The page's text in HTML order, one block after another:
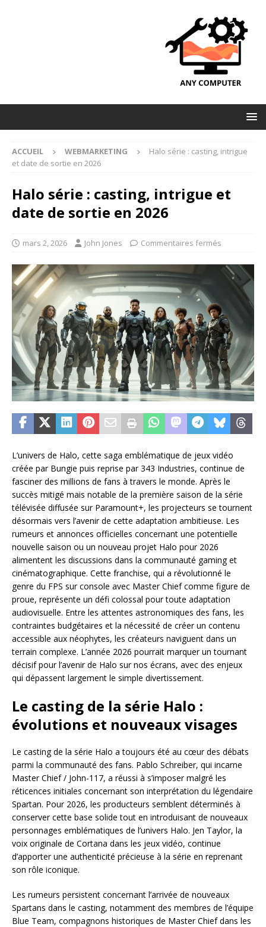
ACCUEIL WEBMARKETING
Halo série : casting, intrigue
et date de sortie en 2026
Halo série : casting, intrigue et
date de sortie en 2026
mars 2, 2026 John Jones Commentaires fermés
L’univers de Halo, cette saga emblématique de jeux vidéo
créée par Bungie puis reprise par 343 Industries, continue de
fasciner des millions de fans à travers le monde. Après le
succès mitigé mais notable de la première saison de la série
télévisée diffusée sur Paramount+, les projecteurs se tournent
désormais vers l’avenir de cette adaptation ambitieuse. Les
rumeurs et annonces officielles concernant une potentielle
nouvelle saison ou un nouveau projet Halo pour 2026
alimentent les discussions dans la communauté gaming et
cinématographique. Cette franchise, qui a révolutionné le
genre du FPS sur console avec Master Chief comme figure de
proue, représente un défi colossal pour toute adaptation
audiovisuelle. Entre les attentes astronomiques des fans, les
contraintes budgétaires et la nécessité de créer un contenu
accessible aux néophytes, les créateurs naviguent dans un
terrain complexe. L’année 2026 pourrait marquer un tournant
décisif pour l’avenir de Halo sur nos écrans, avec des enjeux
qui dépassent largement le simple divertissement.
Le casting de la série Halo :
évolutions et nouveaux visages
Le casting de la série Halo a toujours été au cœur des débats
parmi la communauté des fans. Pablo Schreiber, qui incarne
Master Chief / John-117, a réussi à s’imposer malgré les
réticences initiales concernant son interprétation du légendaire
Spartan. Pour 2026, les producteurs semblent déterminés à
conserver cette base solide tout en introduisant de nouveaux
personnages emblématiques de l’univers Halo. Jen Taylor, la
voix originale de Cortana dans les jeux vidéo, continue
d’apporter une authenticité précieuse à la série en reprenant
son rôle iconique.
Les rumeurs persistent concernant l’arrivée de nouveaux
Spartans dans le casting, notamment des membres de l’équipe
Blue Team, compagnons historiques de Master Chief dans les